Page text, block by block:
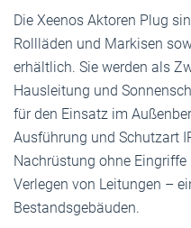
Die Xeenos Aktoren Plug
Rollläden und Markisen
erhältlich. Sie werden als
Hausleitung und
für den Einsatz im
Ausführung und Schutzart
Nachrüstung ohne
Verlegen von Leitungen –
Bestandsgebäuden.